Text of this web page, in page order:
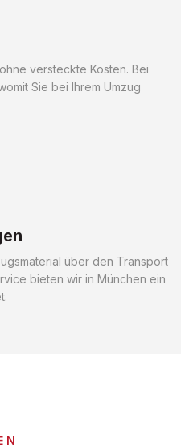
versteckte Kosten. Bei
Sie bei Ihrem Umzug
über den Transport
bieten wir in München ein